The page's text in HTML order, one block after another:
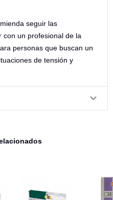
seguir las
con un profesional de la
personas que buscan un
de tensión y